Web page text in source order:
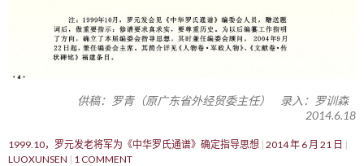
供稿：罗青（原广东省外经贸委主任） 录入：罗训森
2014.6.18
1999.10，罗元发老将军为《中华罗氏通谱》确定指导思想 2014 年 6 月 21 日
LUOXUNSEN
1 COMMENT